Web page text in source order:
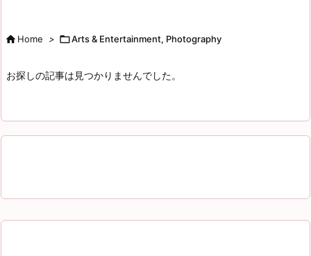
Home > Arts & Entertainment, Photography
お探しの記事は見つかりませんでした。